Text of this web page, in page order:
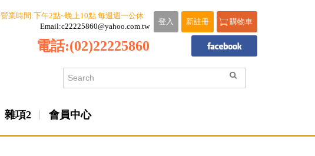
購物車
新註冊
登入
營業時間:下午2點~晚上10點.每週週一公休
Email:c22225860@yahoo.com.tw
電話:(02)22225860
雜項2 會員中心